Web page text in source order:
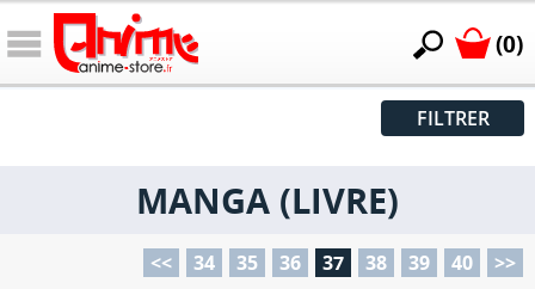
(0)
FILTRER
MANGA (LIVRE)
<< 34 35 36 37 38 39 40 >>